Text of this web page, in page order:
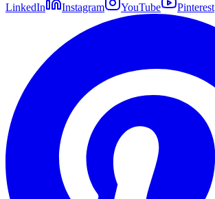
LinkedIn Instagram YouTube Pinterest